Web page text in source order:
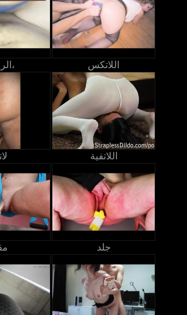
الرقص، اللاتكس
اللاتفية
جلد